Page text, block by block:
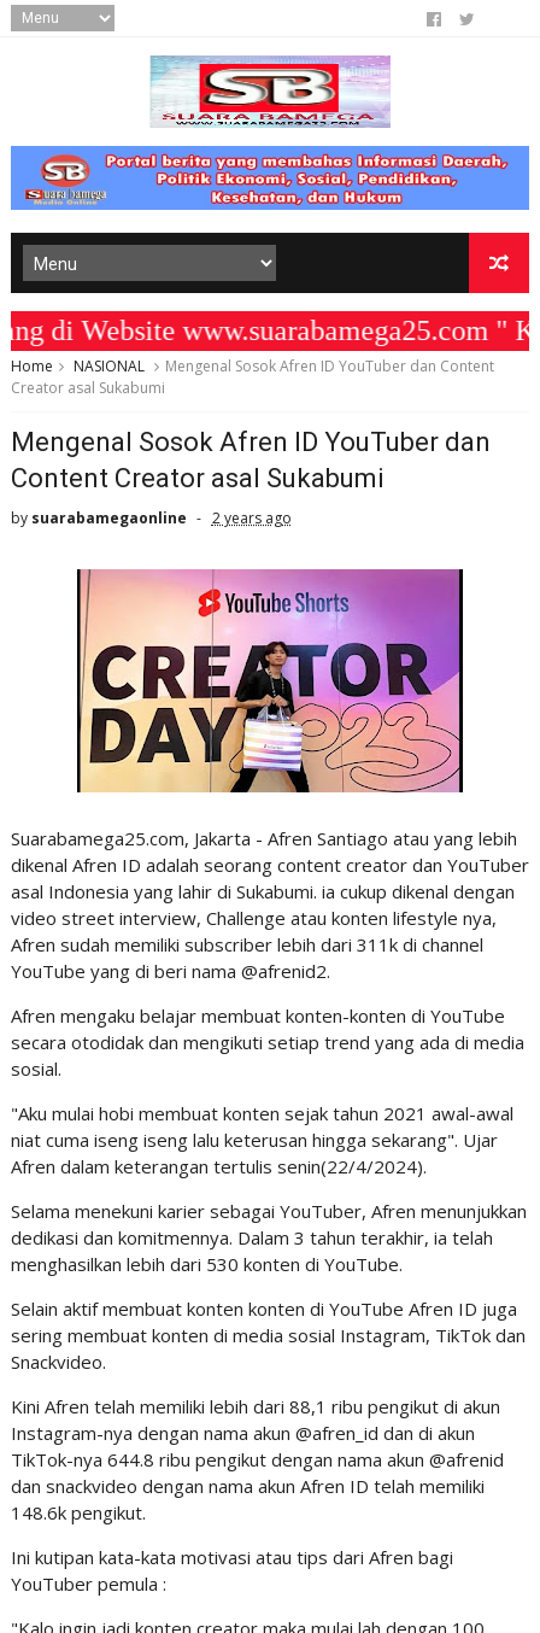
Website www.suarabamega25.com "
Home NASIONAL
Mengenal Sosok Afren ID YouTuber dan Content
Creator asal Sukabumi
Mengenal Sosok Afren ID YouTuber dan
Content Creator asal Sukabumi
by suarabamegaonline 2 years ago
Suarabamega25.com, Jakarta - Afren Santiago atau yang lebih
dikenal Afren ID adalah seorang content creator dan YouTuber
asal Indonesia yang lahir di Sukabumi. ia cukup dikenal dengan
video street interview, Challenge atau konten lifestyle nya,
Afren sudah memiliki subscriber lebih dari 311k di channel
YouTube yang di beri nama @afrenid2.
Afren mengaku belajar membuat konten-konten di YouTube
secara otodidak dan mengikuti setiap trend yang ada di media
sosial.
"Aku mulai hobi membuat konten sejak tahun 2021 awal-awal
niat cuma iseng iseng lalu keterusan hingga sekarang". Ujar
Afren dalam keterangan tertulis senin(22/4/2024).
Selama menekuni karier sebagai YouTuber, Afren menunjukkan
dedikasi dan komitmennya. Dalam 3 tahun terakhir, ia telah
menghasilkan lebih dari 530 konten di YouTube.
Selain aktif membuat konten konten di YouTube Afren ID juga
sering membuat konten di media sosial Instagram, TikTok dan
Snackvideo.
Kini Afren telah memiliki lebih dari 88,1 ribu pengikut di akun
Instagram-nya dengan nama akun @afren_id dan di akun
TikTok-nya 644.8 ribu pengikut dengan nama akun @afrenid
dan snackvideo dengan nama akun Afren ID telah memiliki
148.6k pengikut.
Ini kutipan kata-kata motivasi atau tips dari Afren bagi
YouTuber pemula :